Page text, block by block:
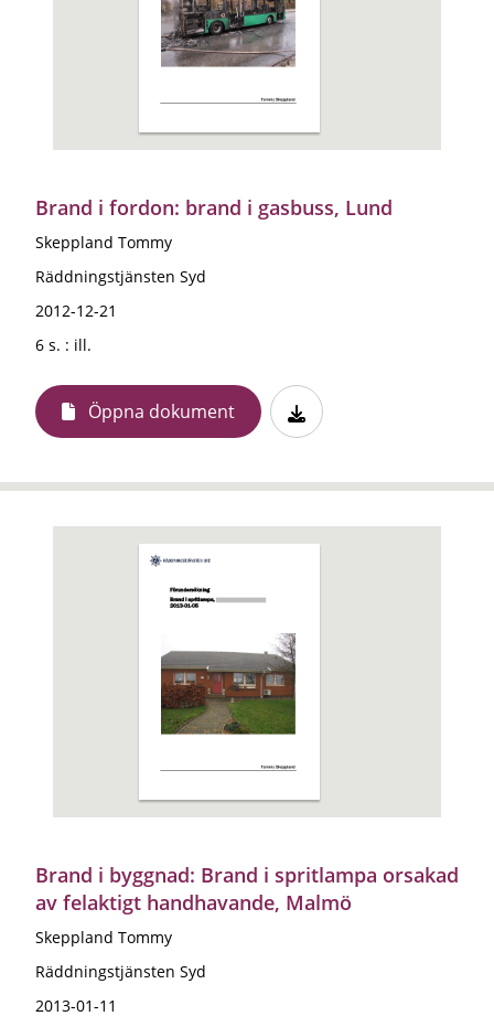
Brand i fordon: brand i gasbuss, Lund
Skeppland Tommy
Räddningstjänsten Syd
2012-12-21
6 s. : ill.
Öppna dokument
Brand i byggnad: Brand i spritlampa orsakad
av felaktigt handhavande, Malmö
Skeppland Tommy
Räddningstjänsten Syd
2013-01-11